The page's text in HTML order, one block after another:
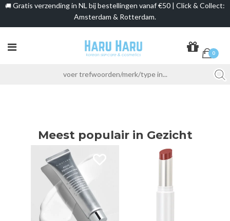
🚚 Gratis verzending in NL bij bestellingen vanaf €50 | Click & Collect:
Amsterdam & Rotterdam.
0
Meest populair in Gezicht